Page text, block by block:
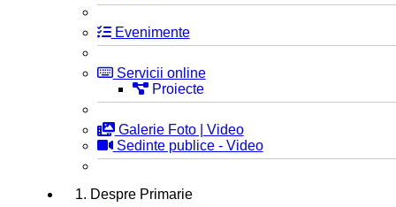
Evenimente
Servicii online
Proiecte
Galerie Foto | Video
Sedinte publice - Video
1. Despre Primarie